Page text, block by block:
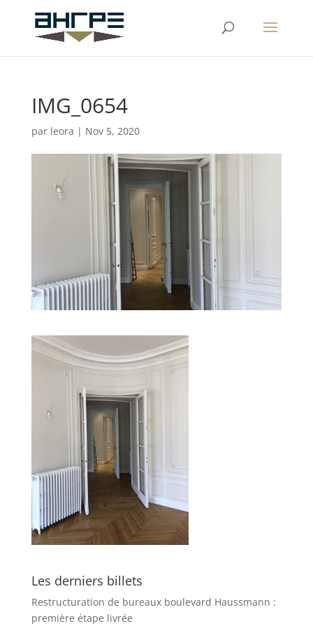
IMG_0654
par leora | Nov 5, 2020
Les derniers billets
Restructuration de bureaux boulevard Haussmann :
première étape livrée